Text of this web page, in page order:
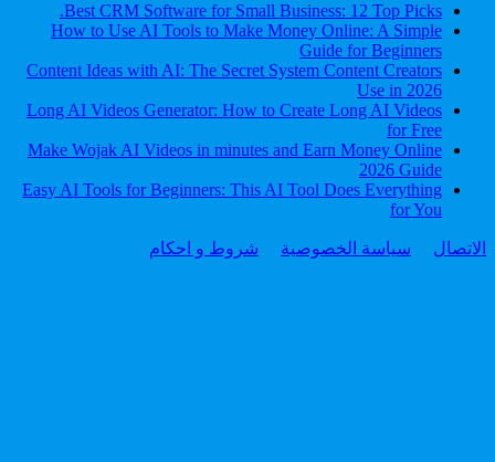
Best CRM Software for Small Business: 12 Top Picks.
How to Use AI Tools to Make Money Online: A Simple
Guide for Beginners
Content Ideas with AI: The Secret System Content Creators
Use in 2026
Long AI Videos Generator: How to Create Long AI Videos
for Free
Make Wojak AI Videos in minutes and Earn Money Online
2026 Guide
Easy AI Tools for Beginners: This AI Tool Does Everything
for You
الاتصال سياسة الخصوصية شروط و احكام